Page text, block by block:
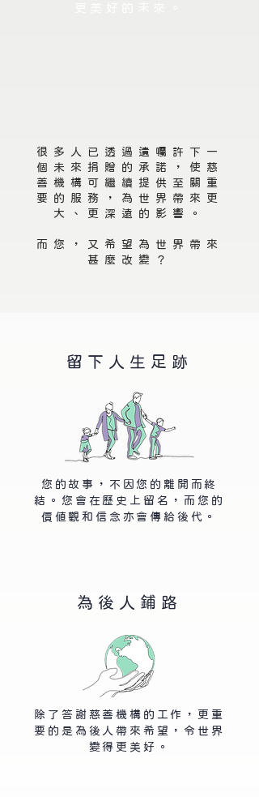
很多人已透過遺囑許下一
個未來捐贈的承諾，使慈
善機構可繼續提供至關重
要的服務，為世界帶來更
大、更深遠的影響。
而您，又希望為世界帶來
甚麼改變？
留下人生足跡
您的故事，不因您的離開而終
結。您會在歷史上留名，而您的
價值觀和信念亦會傳給後代。
為後人鋪路
除了答謝慈善機構的工作，更重
要的是為後人帶來希望，令世界
變得更美好。